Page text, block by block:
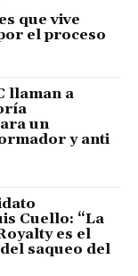
que vive
el proceso
llaman a
un
y anti
Cuello: “La
es el
saqueo del